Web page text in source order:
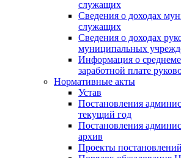
служащих
Сведения о доходах
служащих
Сведения о доходах
муниципальных
Информация о
заработной плате
Нормативные акты
Устав
Постановления
текущий год
Постановления
архив
Проекты постановлений